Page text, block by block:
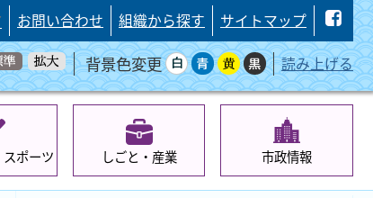
お問い合わせ 組織から探す サイトマップ
背景色変更 読み上げる
ポーツ しごと・産業 市政情報